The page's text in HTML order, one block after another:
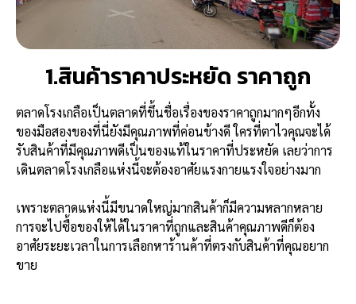
1.สินค้าราคาประหยัด ราคาถูก
ตลาดโรงเกลือเป็นตลาดที่ขึ้นชื่อเรื่องของราคาถูกมากๆอีกทั้ง
ของมือสองของที่นี่ยังมีคุณภาพที่ค่อนข้างดี ใครที่ตาไวคุณจะได้
รับสินค้าที่มีคุณภาพดีเป็นของแท้ในราคาที่ประหยัด เลยว่าการ
เดินตลาดโรงเกลือแห่งนี้จะต้องอาศัยแรงกายแรงใจอย่างมาก
เพราะตลาดแห่งนี้มีขนาดใหญ่มากสินค้าก็มีความหลากหลาย
การจะไปซื้อของให้ได้ในราคาที่ถูกและสินค้าคุณภาพดีก็ต้อง
อาศัยระยะเวลาในการเลือกหาร้านค้าที่ตรงกับสินค้าที่คุณอยาก
ขาย